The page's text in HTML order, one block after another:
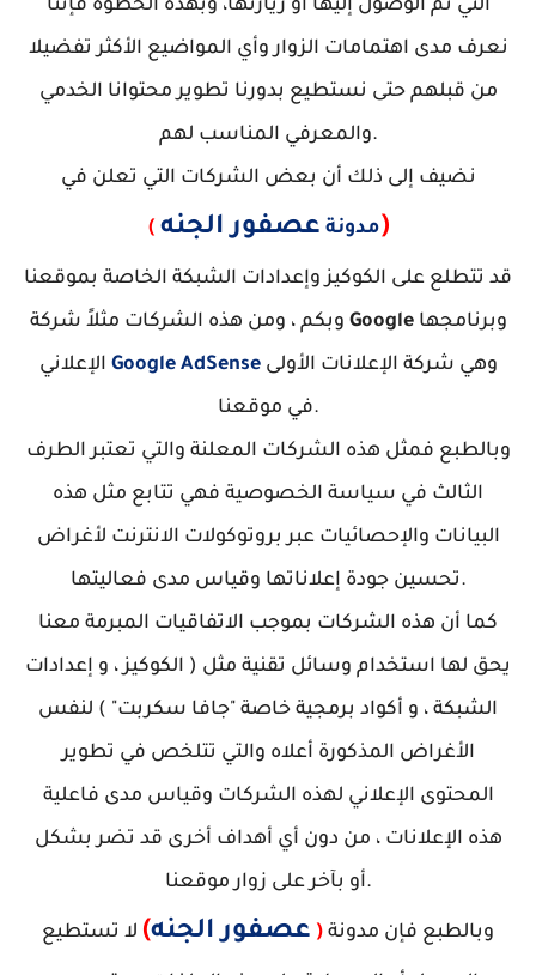
التي تم الوصول إليها أو زيارتها، وبهذه الخطوة فإننا
نعرف مدى اهتمامات الزوار وأي المواضيع الأكثر تفضيلا
من قبلهم حتى نستطيع بدورنا تطوير محتوانا الخدمي
والمعرفي المناسب لهم.
نضيف إلى ذلك أن بعض الشركات التي تعلن في
( مدونة عصفور الجنه )
قد تتطلع على الكوكيز وإعدادات الشبكة الخاصة بموقعنا
Googleوبرنامجها
Google AdSenseوهي شركة الإعلانات الأولى
في موقعنا.
وبالطبع فمثل هذه الشركات المعلنة والتي تعتبر الطرف
الثالث في سياسة الخصوصية فهي تتابع مثل هذه
البيانات والإحصائيات عبر بروتوكولات الانترنت لأغراض
تحسين جودة إعلاناتها وقياس مدى فعاليتها.
كما أن هذه الشركات بموجب الاتفاقيات المبرمة معنا
يحق لها استخدام وسائل تقنية مثل ( الكوكيز ، و إعدادات
الشبكة ، و أكواد برمجية خاصة "جافا سكربت" ) لنفس
الأغراض المذكورة أعلاه والتي تتلخص في تطوير
المحتوى الإعلاني لهذه الشركات وقياس مدى فاعلية
هذه الإعلانات ، من دون أي أهداف أخرى قد تضر بشكل
أو بآخر على زوار موقعنا.
وبالطبع فإن مدونة ( عصفور الجنه) لا تستطيع